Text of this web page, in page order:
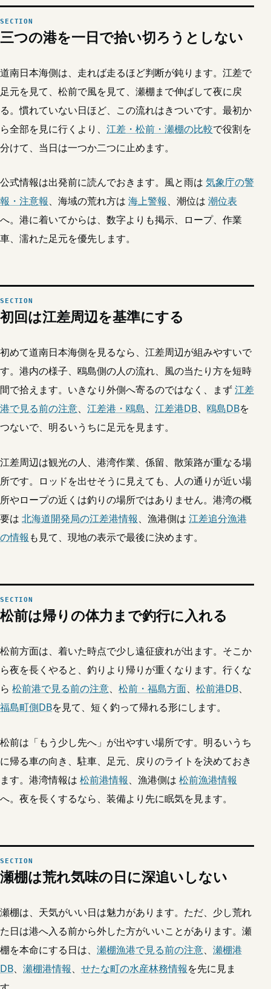
三つの港を一日で拾い切ろうとしない
道南日本海側は、走れば走るほど判断が鈍ります。江差で
足元を見て、松前で風を見て、瀬棚まで伸ばして夜に戻
る。慣れていない日ほど、この流れはきついです。最初か
ら全部を見に行くより、 江差・松前・瀬棚の比較で役割を
分けて、当日は一つか二つに止めます。
公式情報は出発前に読んでおきます。風と雨は 気象庁の警
報・注意報、海域の荒れ方は 海上警報、潮位は 潮位表
へ。港に着いてからは、数字よりも掲示、ロープ、作業
車、濡れた足元を優先します。
初回は江差周辺を基準にする
初めて道南日本海側を見るなら、江差周辺が組みやすいで
す。港内の様子、鴎島側の人の流れ、風の当たり方を短時
間で拾えます。いきなり外側へ寄るのではなく、まず江差
港で見る前の注意、 江差港・鴎島、 江差港DB、 鴎島DBを
つないで、明るいうちに足元を見ます。
江差周辺は観光の人、港湾作業、係留、散策路が重なる場
所です。ロッドを出せそうに見えても、人の通りが近い場
所やロープの近くは釣りの場所ではありません。港湾の概
要は 北海道開発局の江差港情報、漁港側は 江差追分漁港
の情報 も見て、現地の表示で最後に決めます。
松前は帰りの体力まで釣行に入れる
松前方面は、着いた時点で少し遠征疲れが出ます。そこか
ら夜を長くやると、釣りより帰りが重くなります。行くな
ら 松前港で見る前の注意、 松前・福島方面、 松前港DB、
福島町側DBを見て、短く釣って帰れる形にします。
松前は「もう少し先へ」が出やすい場所です。明るいうち
に帰る車の向き、駐車、足元、戻りのライトを決めておき
ます。港湾情報は 松前港情報、漁港側は 松前漁港情報
へ。夜を長くするなら、装備より先に眠気を見ます。
瀬棚は荒れ気味の日に深追いしない
瀬棚は、天気がいい日は魅力があります。ただ、少し荒れ
た日は港へ入る前から外した方がいいことがあります。瀬
棚を本命にする日は、 瀬棚漁港で見る前の注意、 瀬棚港
DB、 瀬棚港情報、 せたな町の水産林務情報を先に見ま